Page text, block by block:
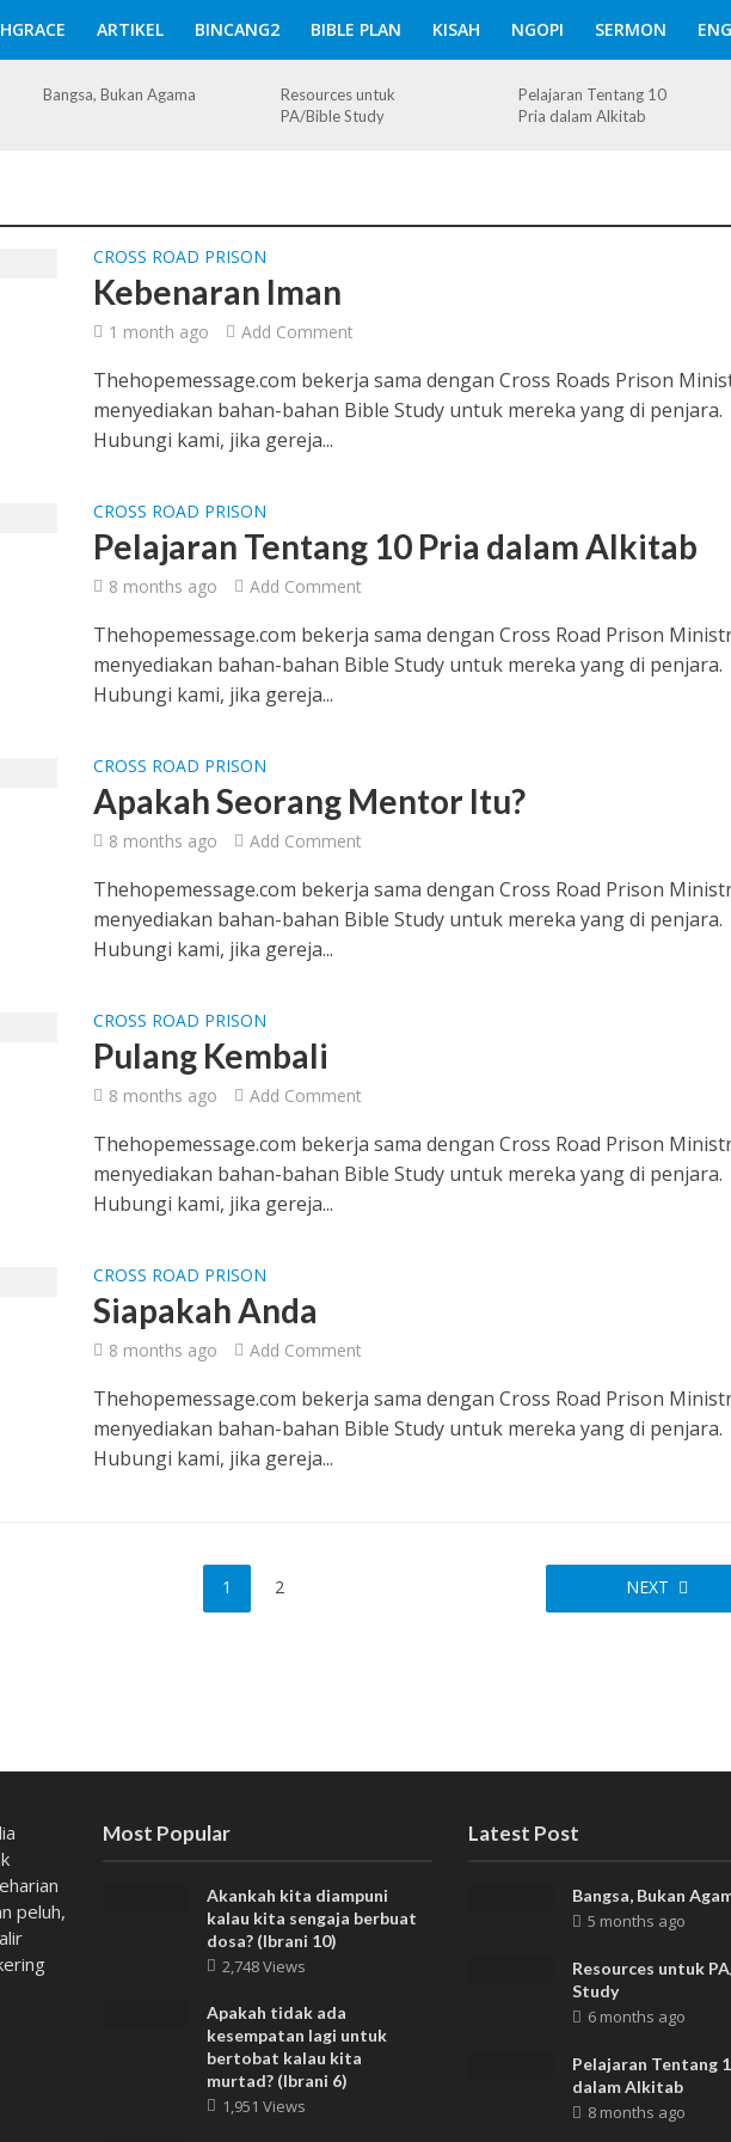
ARTIKEL BINCANG2 BIBLE PLAN KISAH NGOPI SERMON
Bangsa, Bukan Agama
Resources untuk
PA/Bible Study
Pelajaran Tentang 10
Pria dalam Alkitab
CROSS ROAD PRISON
Kebenaran Iman
1 month ago Add Comment
Thehopemessage.com bekerja sama dengan Cross Roads Prison
menyediakan bahan-bahan Bible Study untuk mereka yang di penjara.
Hubungi kami, jika gereja...
CROSS ROAD PRISON
Pelajaran Tentang 10 Pria dalam Alkitab
8 months ago Add Comment
Thehopemessage.com bekerja sama dengan Cross Road Prison
menyediakan bahan-bahan Bible Study untuk mereka yang di penjara.
Hubungi kami, jika gereja...
CROSS ROAD PRISON
Apakah Seorang Mentor Itu?
8 months ago Add Comment
Thehopemessage.com bekerja sama dengan Cross Road Prison
menyediakan bahan-bahan Bible Study untuk mereka yang di penjara.
Hubungi kami, jika gereja...
CROSS ROAD PRISON
Pulang Kembali
8 months ago Add Comment
Thehopemessage.com bekerja sama dengan Cross Road Prison
menyediakan bahan-bahan Bible Study untuk mereka yang di penjara.
Hubungi kami, jika gereja...
CROSS ROAD PRISON
Siapakah Anda
8 months ago Add Comment
Thehopemessage.com bekerja sama dengan Cross Road Prison
menyediakan bahan-bahan Bible Study untuk mereka yang di penjara.
Hubungi kami, jika gereja...
1 2 NEXT
peluh,
Most Popular
Akankah kita diampuni
kalau kita sengaja berbuat
dosa? (Ibrani 10)
2,748 Views
Apakah tidak ada
kesempatan lagi untuk
bertobat kalau kita
murtad? (Ibrani 6)
1,951 Views
Latest Post
Bangsa, Bukan
5 months ago
Resources untuk
Study
6 months ago
Pelajaran Tentang
dalam Alkitab
8 months ago